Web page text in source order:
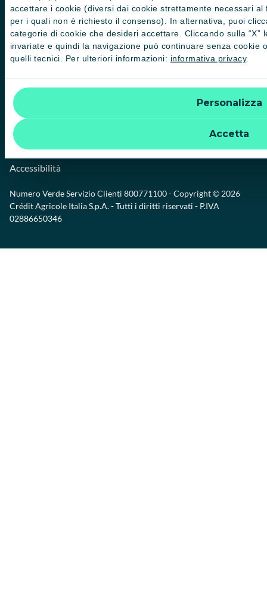
accettare i cookie (diversi dai cookie strettamente necessari
per i quali non è richiesto il consenso). In alternativa, puoi
categorie di cookie che desideri accettare. Cliccando sulla
invariate e quindi la navigazione può continuare senza cookie
quelli tecnici. Per ulteriori informazioni: informativa privacy.
Accetta
Personalizza
Note legali
Impostazione cookie
Privacy e cookie policy
Reclami, ricorsi e conciliazioni
Depositi dormienti
Trasparenza
Accessibilità
Numero Verde Servizio Clienti 800771100- Copyright © 2026
Crédit Agricole Italia S.p.A. - Tutti i diritti riservati - P.IVA
02886650346